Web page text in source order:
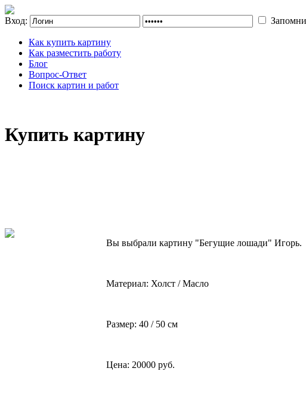
Вход:
Как купить картину
Как разместить работу
Блог
Вопрос-Ответ
Поиск картин и работ
Купить картину
Вы выбрали картину "Бегущие лошади" Игорь.
Материал: Холст / Масло
Размер: 40 / 50 см
Цена: 20000 руб.